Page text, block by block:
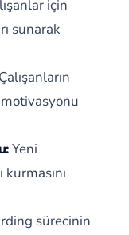
için
sunarak
motivasyonu
Yeni
sürecinin